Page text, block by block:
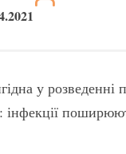
у розведенні
інфекції